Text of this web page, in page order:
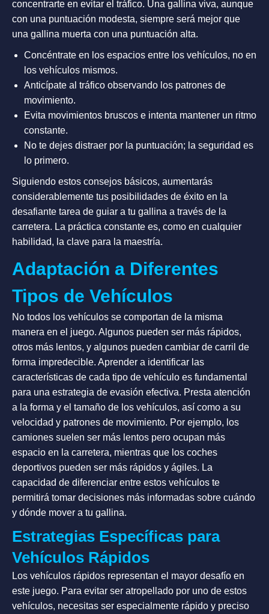
concentrarte en evitar el tráfico. Una gallina viva, aunque
con una puntuación modesta, siempre será mejor que
una gallina muerta con una puntuación alta.
Concéntrate en los espacios entre los vehículos, no en
los vehículos mismos.
Anticípate al tráfico observando los patrones de
movimiento.
Evita movimientos bruscos e intenta mantener un ritmo
constante.
No te dejes distraer por la puntuación; la seguridad es
lo primero.
Siguiendo estos consejos básicos, aumentarás
considerablemente tus posibilidades de éxito en la
desafiante tarea de guiar a tu gallina a través de la
carretera. La práctica constante es, como en cualquier
habilidad, la clave para la maestría.
Adaptación a Diferentes
Tipos de Vehículos
No todos los vehículos se comportan de la misma
manera en el juego. Algunos pueden ser más rápidos,
otros más lentos, y algunos pueden cambiar de carril de
forma impredecible. Aprender a identificar las
características de cada tipo de vehículo es fundamental
para una estrategia de evasión efectiva. Presta atención
a la forma y el tamaño de los vehículos, así como a su
velocidad y patrones de movimiento. Por ejemplo, los
camiones suelen ser más lentos pero ocupan más
espacio en la carretera, mientras que los coches
deportivos pueden ser más rápidos y ágiles. La
capacidad de diferenciar entre estos vehículos te
permitirá tomar decisiones más informadas sobre cuándo
y dónde mover a tu gallina.
Estrategias Específicas para
Vehículos Rápidos
Los vehículos rápidos representan el mayor desafío en
este juego. Para evitar ser atropellado por uno de estos
vehículos, necesitas ser especialmente rápido y preciso